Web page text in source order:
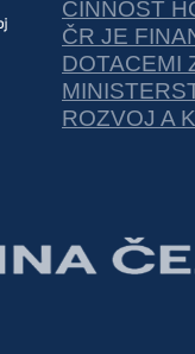
ČINNOST
ČR JE
DOTACEMI
ROZVOJ A